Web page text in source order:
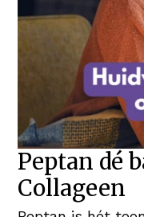
Peptan dé
Collageen